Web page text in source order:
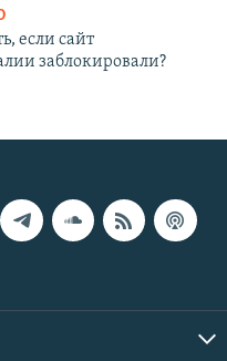
если сайт
заблокировали?